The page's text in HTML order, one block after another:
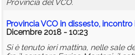
Provincia del VCO.
Provincia VCO in dissesto,
Dicembre 2018 - 10:23
Si è tenuto ieri mattina, nelle sale